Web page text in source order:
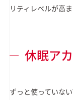
リティレベルが高ま
休眠ア
ずっと使っていな